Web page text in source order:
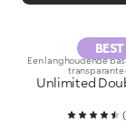
Een langhoudende
transparante
Unlimited
(